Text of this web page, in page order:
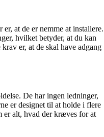
at de er nemme at installere.
hvilket betyder, at du kan
er, at de skal have adgang
De har ingen ledninger,
er designet til at holde i flere
er alt, hvad der kræves for at